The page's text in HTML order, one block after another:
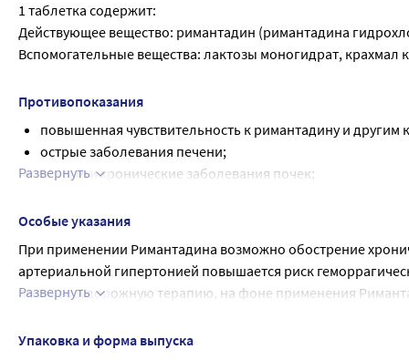
пожилым пациентам - 100 мг 1 раз в сутки.
1 таблетка содержит:
Действующее вещество: римантадин (римантадина
Вспомогательные вещества: лактозы моногидрат, крахмал
Противопоказания
повышенная чувствительность к римантадину и другим
острые заболевания печени;
острые и хронические заболевания почек;
дефицит лактазы, непереносимость лактозы, глюкозо-
беременность и период грудного вскармливания;
эпилепсия (в т.ч. в анамнезе), атеросклероз сосудов
заболевания желудочно- кишечного тракта.
грудного вскармливания противопоказано.
Развернуть
Особые указания
При применении Римантадина возможно обострение
артериальной гипертонией повышается риск
противосудорожную терапию, на фоне применения
При гриппе, вызванном вирусом В, Римантадин оказывает
Развернуть
Упаковка и форма выпуска